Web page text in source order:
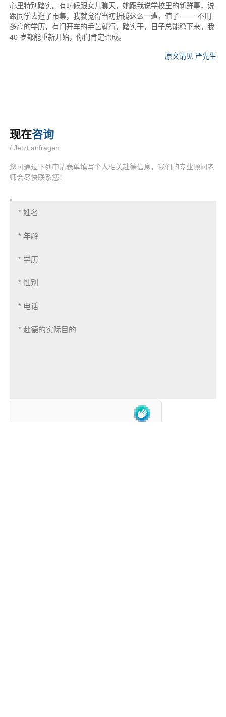
心里特别踏实。有时候跟女儿聊天，她跟我说学校里的新鲜事，说
跟同学去逛了市集，我就觉得当初折腾这么一遭，值了 —— 不用
多高的学历，有门开车的手艺就行，踏实干，日子总能稳下来。我
40 岁都能重新开始，你们肯定也成。
原文请见 严先生
现在咨询
/ Jetzt anfragen
您可通过下列申请表单填写个人相关赴德信息，我们的专业顾问老
师会尽快联系您！
联系我们